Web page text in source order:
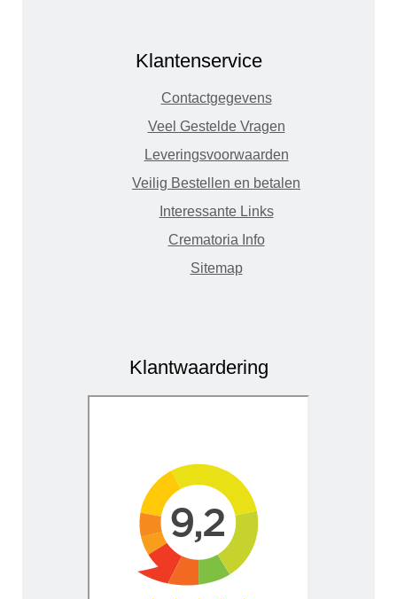
Klantenservice
Contactgegevens
Veel Gestelde Vragen
Leveringsvoorwaarden
Veilig Bestellen en betalen
Interessante Links
Crematoria Info
Sitemap
Klantwaardering